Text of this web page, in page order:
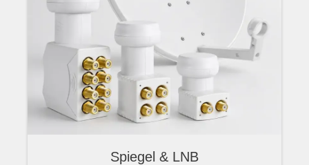
Spiegel & LNB